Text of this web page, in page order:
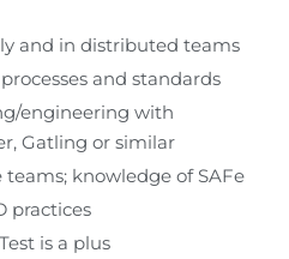
and in distributed teams
and standards
engineering with
Gatling or similar
knowledge of SAFe
practices
is a plus